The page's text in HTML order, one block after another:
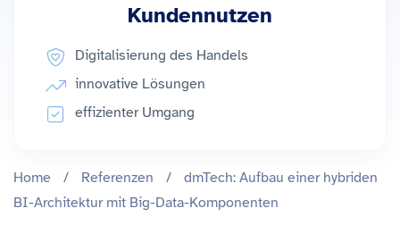
Kundennutzen
Digitalisierung des Handels
innovative Lösungen
effizienter Umgang
Home / Referenzen /
dmTech: Aufbau einer hybriden
BI-Architektur mit Big-Data-Komponenten